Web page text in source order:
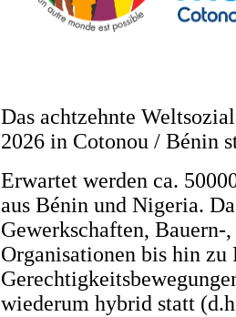
Das achtzehnte
2026 in Cotonou / Bénin
Erwartet werden ca.
aus Bénin und Nigeria.
Gewerkschaften, Bauern-
Organisationen bis hin zu
wiederum hybrid statt